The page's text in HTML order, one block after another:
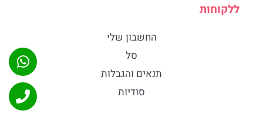
ללקוחות
החשבון שלי
סל
תנאים והגבלות
סודיות